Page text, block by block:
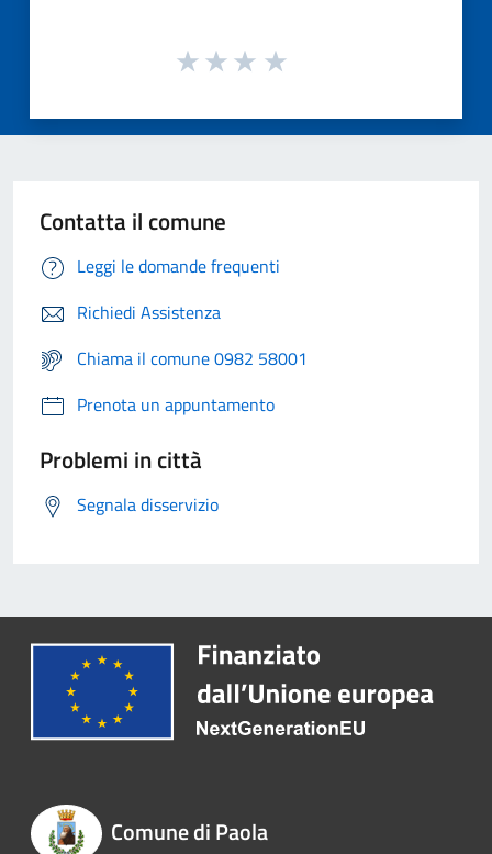
Contatta il comune
Leggi le domande frequenti
Richiedi Assistenza
Chiama il comune 0982 58001
Prenota un appuntamento
Problemi in città
Segnala disservizio
Comune di Paola